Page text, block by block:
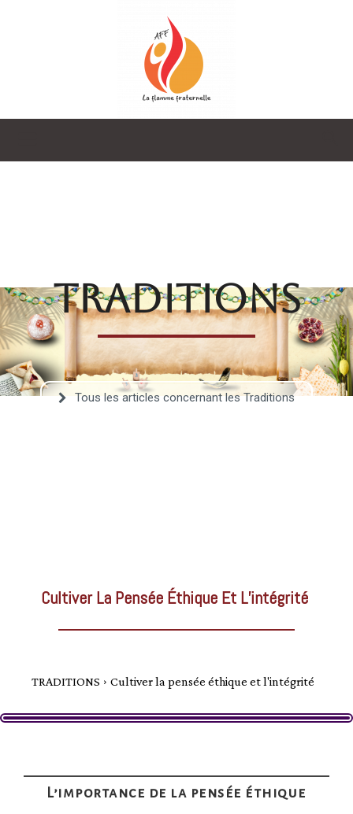
Fraternelle
–
TRADITIONS
Tous les articles concernant les Traditions
Cultiver La Pensée Éthique Et L’intégrité
TRADITIONS Cultiver la pensée éthique et l'intégrité
L’importance de la pensée éthique